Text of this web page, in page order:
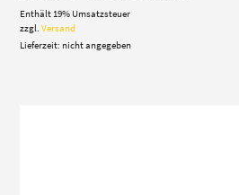
Enthält 19% Umsatzsteuer
zzgl.Versand
Lieferzeit: nicht angegeben